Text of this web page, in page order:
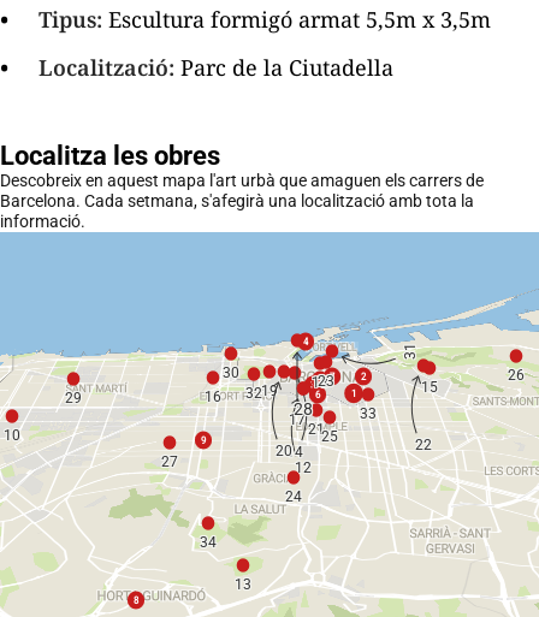
Tipus: Escultura formigó armat 5,5m x 3,5m
Localització: Parc de la Ciutadella